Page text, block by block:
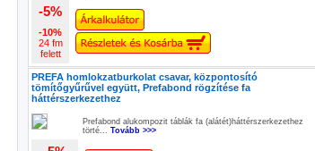
-5%
-10%
24 fm
felett
PREFA homlokzatburkolat csavar, központosító
tömítőgyűrűvel együtt, Prefabond rögzítése fa
háttérszerkezethez
Prefabond alukompozit táblák fa (alátét)háttérszerkezethez
törté... Tovább >>>